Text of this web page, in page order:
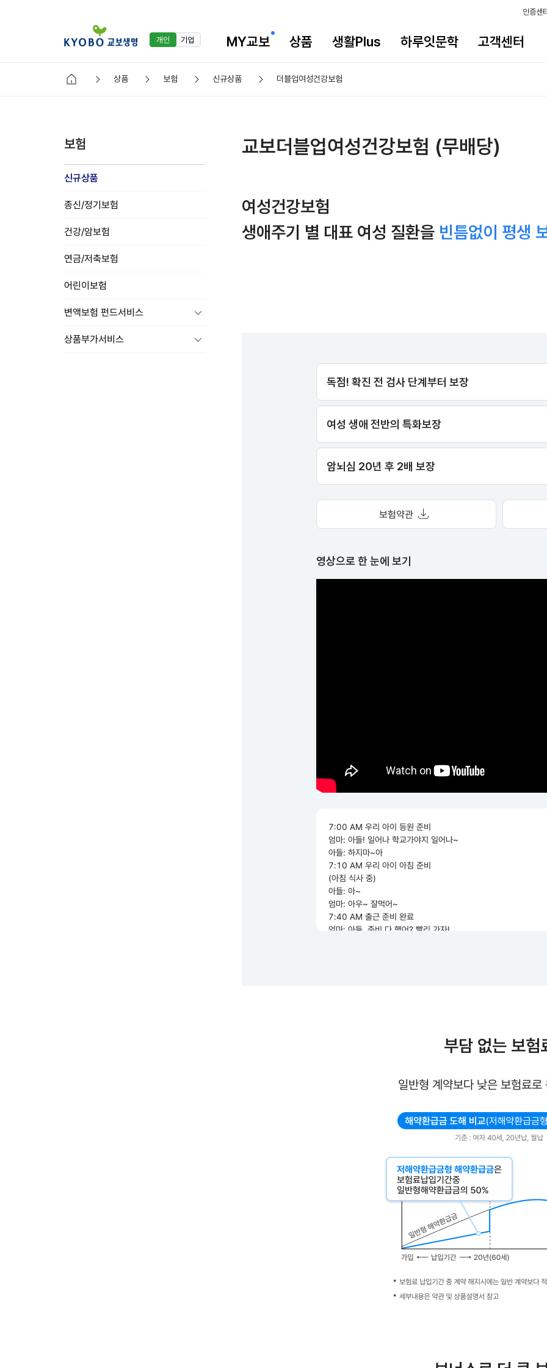
인증센
개인 기업 MY교보 상품 생활Plus 하루잇문학 고객센터
보험
신규상품
종신/정기보험
건강/암보험
연금/저축보험
어린이보험
변액보험 펀드서비스
상품부가서비스
상품 보험 신규상품 더블업여성건강보험
교보더블업여성건강보험 (무배당)
여성건강보험
생애주기 별 대표 여성 질환을 빈틈없이 평생
독점! 확진 전 검사 단계부터 보장
여성 생애 전반의 특화보장
암뇌심 20년 후 2배 보장
보험약관
영상으로 한 눈에 보기
7:00 AM 우리 아이 등원 준비
엄마: 아들! 일어나 학교가야지 일어나~
아들: 하지마~아
7:10 AM 우리 아이 아침 준비
(아침 식사 중)
아들: 아~
엄마: 아우~ 잘먹어~
7:40 AM 출근 준비 완료
엄마: 아들, 준비 다 했어? 빨리 가자!
근데... 나는 누가 지켜주지?
가입시 알아두실 사항
교보생명은 해당 상품에 대해 충분히 설명할 의무가 있으며 가입
설명을 받으시기 바랍니다.
암보장개시일은 보험계약일로부터 그 날을 포함하여 90일이 되는
다만 부활(효력회복)계약의 경우 부활(효력회복)일로부터 부활(
이 보험계약은 예금자보호법에 따라 해약환급금(또는 만기 시 보
1인당 "1억원까지"(본 보험회사의 여타 보호상품과 합산)보호됩
기존 계약을 해지하고 신계약을 체결할 때에는 보험인수가 거절되
부담 없는 보험
일반형 계약보다 낮은 보험료로